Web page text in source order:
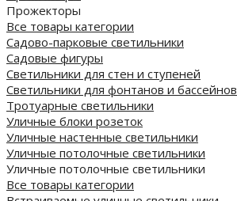
Прожекторы
Все товары категории
Садово-парковые светильники
Садовые фигуры
Светильники для стен и ступеней
Светильники для фонтанов и бассейнов
Тротуарные светильники
Уличные блоки розеток
Уличные настенные светильники
Уличные потолочные светильники
Уличные потолочные светильники
Все товары категории